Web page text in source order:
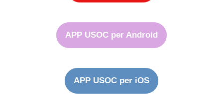
APP USOC per Android
APP USOC per iOS